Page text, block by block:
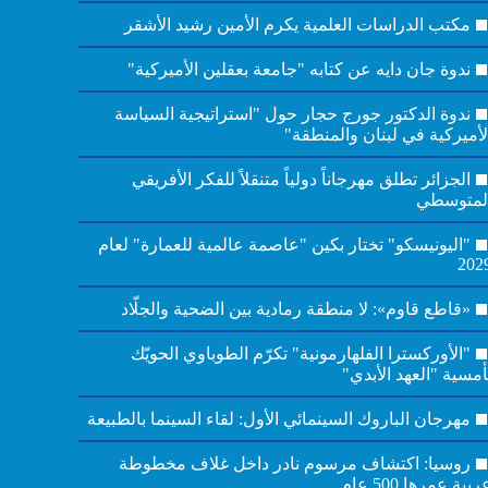
مكتب الدراسات العلمية يكرم الأمين رشيد الأشقر
ندوة جان دايه عن كتابه "جامعة بعقلين الأميركية"
ندوة الدكتور جورج حجار حول "استراتيجية السياسة
الأميركية في لبنان والمنطقة"
الجزائر تطلق مهرجاناً دولياً متنقلاً للفكر الأفريقي
المتوسطي
"اليونيسكو" تختار بكين "عاصمة عالمية للعمارة" لعام
«قاطع قاوم»: لا منطقة رمادية بين الضحية والجلّاد
"الأوركسترا الفلهارمونية" تكرّم الطوباوي الحويّك
"العهد الأبدي"
مهرجان الباروك السينمائي الأول: لقاء السينما بالطبيعة
روسيا: اكتشاف مرسوم نادر داخل غلاف مخطوطة
عمرها 500 عام